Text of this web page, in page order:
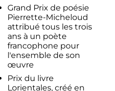
Grand Prix de poésie
Pierrette-Micheloud
attribué tous les trois
ans à un poète
francophone pour
l'ensemble de son
œuvre
Prix du livre
Lorientales, créé en